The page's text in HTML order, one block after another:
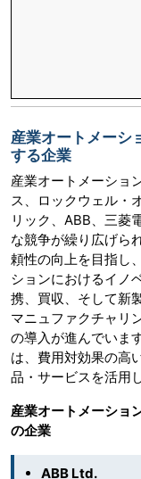
産業オートメーシ
する企業
産業オートメーショ
ス、ロックウェル・
リック、ABB、三菱
な競争が繰り広げら
頼性の向上を目指し
ションにおけるイノ
携、買収、そして新
マニュファクチャリ
の導入が進んでいま
は、費用対効果の高
品・サービスを活用
産業オートメーショ
の企業
ABB Ltd.